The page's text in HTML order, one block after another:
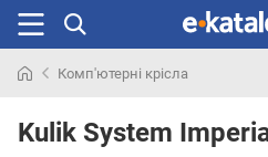
раніше
Комп'ютерні крісла
Kulik System